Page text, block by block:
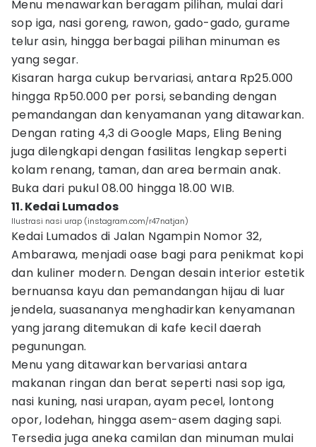
Menu menawarkan beragam pilihan, mulai dari
sop iga, nasi goreng, rawon, gado-gado, gurame
telur asin, hingga berbagai pilihan minuman es
yang segar.
Kisaran harga cukup bervariasi, antara Rp25.000
hingga Rp50.000 per porsi, sebanding dengan
pemandangan dan kenyamanan yang ditawarkan.
Dengan rating 4,3 di Google Maps, Eling Bening
juga dilengkapi dengan fasilitas lengkap seperti
kolam renang, taman, dan area bermain anak.
Buka dari pukul 08.00 hingga 18.00 WIB.
11. Kedai Lumados
Ilustrasi nasi urap (instagram.com/r47natjan)
Kedai Lumados di Jalan Ngampin Nomor 32,
Ambarawa, menjadi oase bagi para penikmat kopi
dan kuliner modern. Dengan desain interior estetik
bernuansa kayu dan pemandangan hijau di luar
jendela, suasananya menghadirkan kenyamanan
yang jarang ditemukan di kafe kecil daerah
pegunungan.
Menu yang ditawarkan bervariasi antara
makanan ringan dan berat seperti nasi sop iga,
nasi kuning, nasi urapan, ayam pecel, lontong
opor, lodehan, hingga asem-asem daging sapi.
Tersedia juga aneka camilan dan minuman mulai